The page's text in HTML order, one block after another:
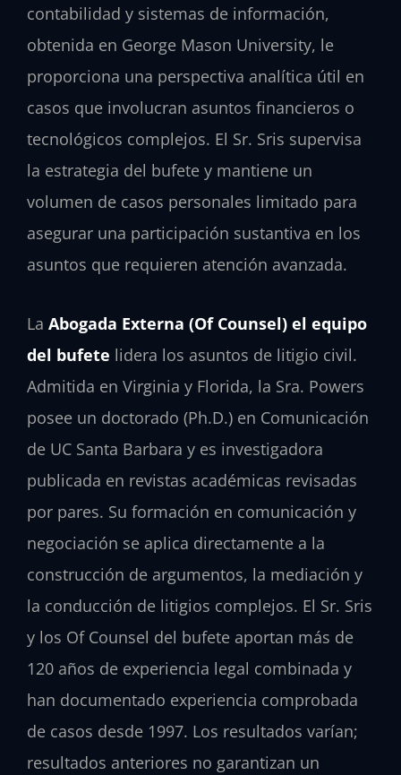
contabilidad y sistemas de información,
obtenida en George Mason University, le
proporciona una perspectiva analítica útil en
casos que involucran asuntos financieros o
tecnológicos complejos. El Sr. Sris supervisa
la estrategia del bufete y mantiene un
volumen de casos personales limitado para
asegurar una participación sustantiva en los
asuntos que requieren atención avanzada.
La Abogada Externa (Of Counsel) el equipo
del bufete lidera los asuntos de litigio civil.
Admitida en Virginia y Florida, la Sra. Powers
posee un doctorado (Ph.D.) en Comunicación
de UC Santa Barbara y es investigadora
publicada en revistas académicas revisadas
por pares. Su formación en comunicación y
negociación se aplica directamente a la
construcción de argumentos, la mediación y
la conducción de litigios complejos. El Sr. Sris
y los Of Counsel del bufete aportan más de
120 años de experiencia legal combinada y
han documentado experiencia comprobada
de casos desde 1997. Los resultados varían;
resultados anteriores no garantizan un